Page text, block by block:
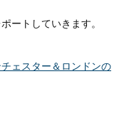
ートしていきます。
ェスター＆ロンドンの